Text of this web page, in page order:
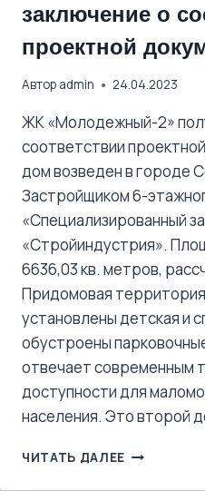
заключение о
проектной
Автор admin 24.04.2023
ЖК «Молодежный-2»
соответствии
дом возведен в городе
Застройщиком 6-
«Специализированный
«Стройиндустрия».
6636,03 кв. метров,
Придомовая
установлены детская и
обустроены
отвечает современным
доступности для
населения. Это второй
ЧИТАТЬ ДАЛЕЕ ЖК